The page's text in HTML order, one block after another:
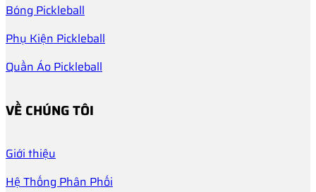
Bóng Pickleball
Phụ Kiện Pickleball
Quần Áo Pickleball
VỀ CHÚNG TÔI
Giới thiệu
Hệ Thống Phân Phối